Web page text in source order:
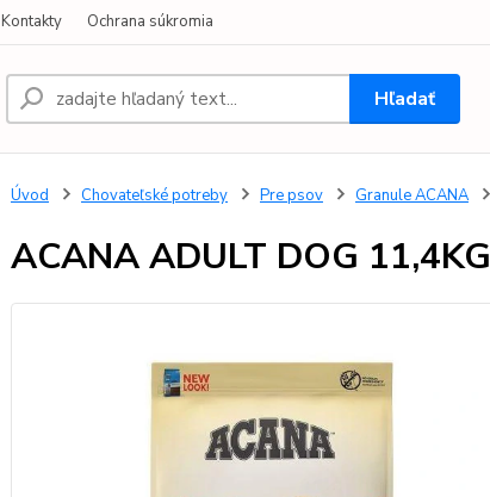
Kontakty Ochrana súkromia
Hľadať
Úvod Chovateľské potreby Pre psov Granule ACANA
ACANA ADULT DOG 11,4KG